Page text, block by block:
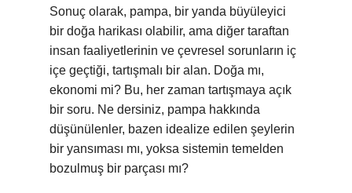
Sonuç olarak, pampa, bir yanda büyüleyici
bir doğa harikası olabilir, ama diğer taraftan
insan faaliyetlerinin ve çevresel sorunların iç
içe geçtiği, tartışmalı bir alan. Doğa mı,
ekonomi mi? Bu, her zaman tartışmaya açık
bir soru. Ne dersiniz, pampa hakkında
düşünülenler, bazen idealize edilen şeylerin
bir yansıması mı, yoksa sistemin temelden
bozulmuş bir parçası mı?